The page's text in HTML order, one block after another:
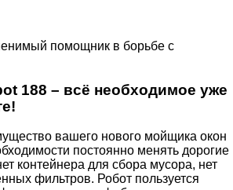
188 – всё необходимое уже
вашего нового мойщика окон
постоянно менять дорогие
контейнера для сбора мусора, нет
фильтров. Робот пользуется